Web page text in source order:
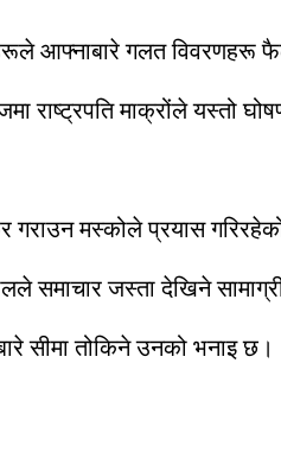
आफ्नाबारे गलत
राष्ट्रपति माक्रोंले यस्तो
मस्कोले प्रयास
जस्ता देखिने
सीमा तोकिने उनको भनाइ छ।